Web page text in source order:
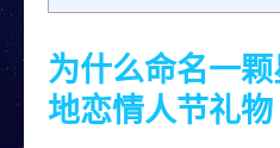
为什么命名一
地恋情人节礼物